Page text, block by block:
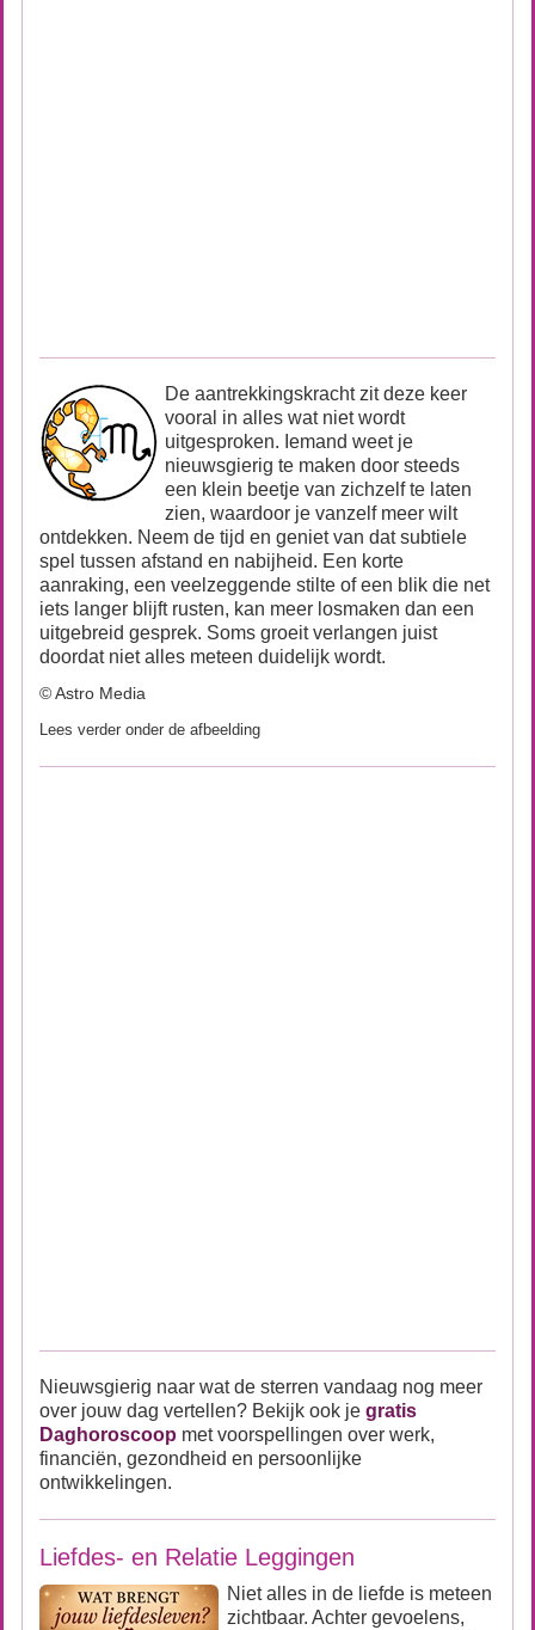
De aantrekkingskracht zit deze keer
vooral in alles wat niet wordt
uitgesproken. Iemand weet je
nieuwsgierig te maken door steeds
een klein beetje van zichzelf te laten
zien, waardoor je vanzelf meer wilt
ontdekken. Neem de tijd en geniet van dat subtiele
spel tussen afstand en nabijheid. Een korte
aanraking, een veelzeggende stilte of een blik die net
iets langer blijft rusten, kan meer losmaken dan een
uitgebreid gesprek. Soms groeit verlangen juist
doordat niet alles meteen duidelijk wordt.
© Astro Media
Lees verder onder de afbeelding
Nieuwsgierig naar wat de sterren vandaag nog meer
over jouw dag vertellen? Bekijk ook je gratis
Daghoroscoop met voorspellingen over werk,
financiën, gezondheid en persoonlijke
ontwikkelingen.
Liefdes- en Relatie Leggingen
Niet alles in de liefde is meteen
zichtbaar. Achter gevoelens,